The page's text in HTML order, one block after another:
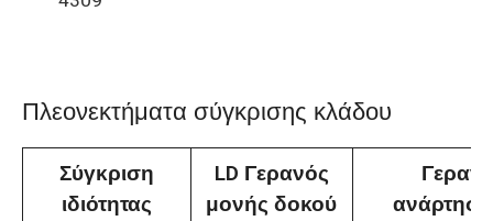
Πλεονεκτήματα σύγκρισης κλάδου
Σύγκριση
ιδιότητας
LD Γερανός
μονής δοκού